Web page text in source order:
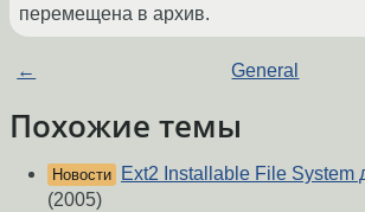
перемещена в архив.
← General
Похожие темы
Новости
Ext2 Installable File System
(2005)